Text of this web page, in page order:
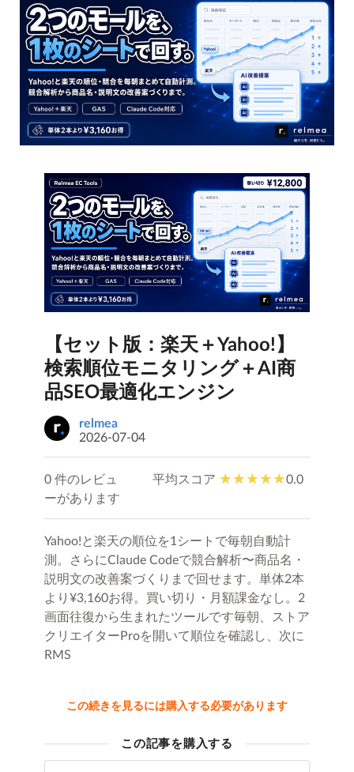
【セット版：楽天＋Yahoo!】
検索順位モニタリング＋AI商
品SEO最適化エンジン
relmea
2026-07-04
0 件のレビュ
ーがあります
平均スコア 0.0
Yahoo!と楽天の順位を1シートで毎朝自動計
測。さらにClaude Codeで競合解析〜商品名・
説明文の改善案づくりまで回せます。単体2本
より¥3,160お得。買い切り・月額課金なし。2
画面往復から生まれたツールです毎朝、ストア
クリエイターProを開いて順位を確認し、次に
RMS
この続きを見るには購入する必要があります
この記事を購入する